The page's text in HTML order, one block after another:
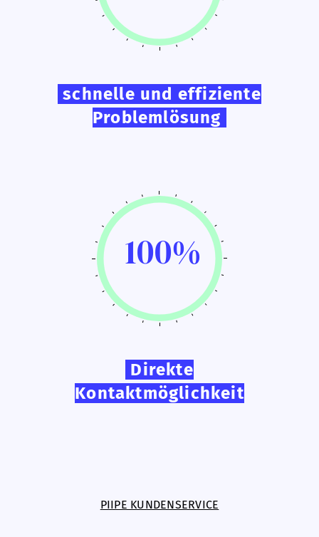
schnelle und effiziente
Problemlösung
100%
Direkte
Kontaktmöglichkeit
PIIPE KUNDENSERVICE